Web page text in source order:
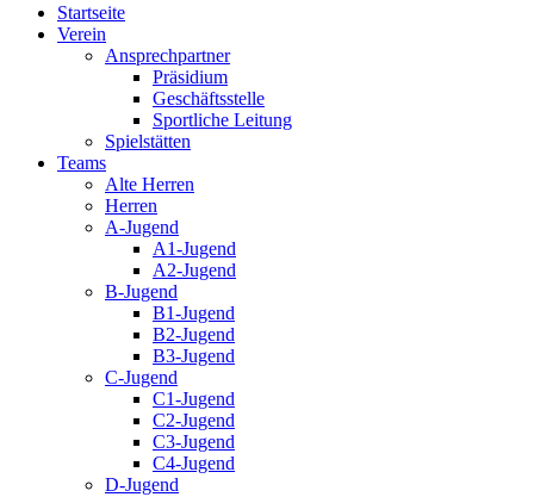
Startseite
Verein
Ansprechpartner
Präsidium
Geschäftsstelle
Sportliche Leitung
Spielstätten
Teams
Alte Herren
Herren
A-Jugend
A1-Jugend
A2-Jugend
B-Jugend
B1-Jugend
B2-Jugend
B3-Jugend
C-Jugend
C1-Jugend
C2-Jugend
C3-Jugend
C4-Jugend
D-Jugend